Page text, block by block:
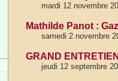
mardi 12 novembre
Mathilde Panot :
samedi 2 novembre
GRAND
jeudi 12 septembre